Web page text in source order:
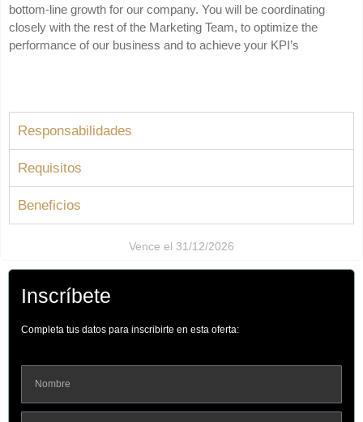
bottom-line growth for our company. You will be coordinating
closely with the rest of the Marketing Team, to optimize the
performance of our business and to achieve your KPI’s
Responsabilidades
Requisitos
Beneficios
Vence el 31/12/2026
Inscríbete
Completa tus datos para inscribirte en esta oferta: